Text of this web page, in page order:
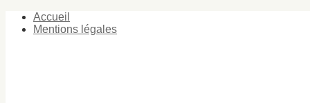
Accueil
Mentions légales